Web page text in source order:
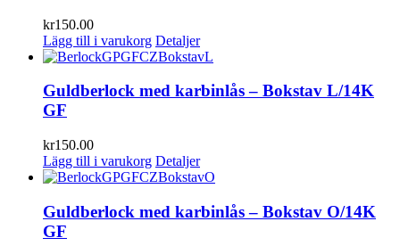
kr150.00
Lägg till i varukorg Detaljer
Guldberlock med karbinlås – Bokstav L/14K
GF
kr150.00
Lägg till i varukorg Detaljer
Guldberlock med karbinlås – Bokstav O/14K
GF